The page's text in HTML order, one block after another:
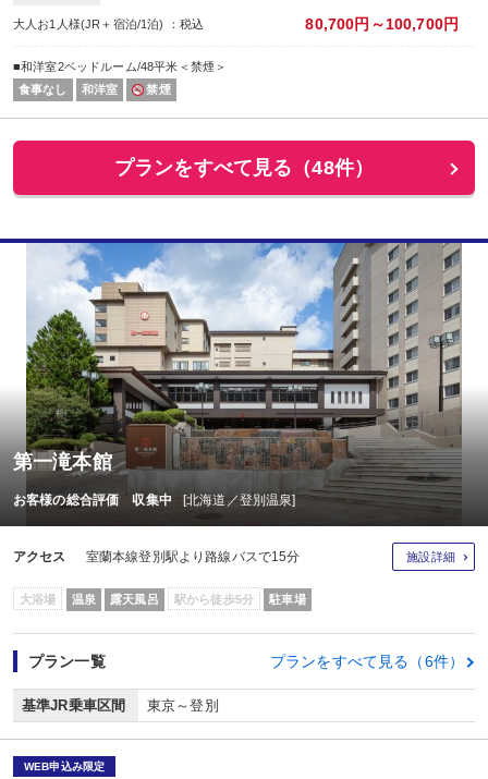
大人お1人様(JR＋宿泊/1泊) ：税込 80,700円～100,700円
■和洋室2ベッドルーム/48平米＜禁煙＞
食事なし
和洋室 禁煙
プランをすべて見る（48件）
第一滝本館
お客様の総合評価 収集中 [北海道／登別温泉]
アクセス 室蘭本線登別駅より路線バスで15分 施設詳細
大浴場 温泉 露天風呂 駅から徒歩5分 駐車場
プラン一覧 プランをすべて見る（6件）
基準JR乗車区間 東京～登別
WEB申込み限定